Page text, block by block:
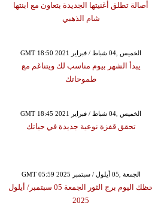
أصالة تطلق أغنيتها الجديدة بتعاون مع ابنتها
شام الذهبي
GMT 18:50 2021 الخميس ,04 شباط / فبراير
يبدأ الشهر بيوم مناسب لك ويتناغم مع
طموحاتك
GMT 18:45 2021 الخميس ,04 شباط / فبراير
تحقق قفزة نوعية جديدة في حياتك
GMT 05:59 2025 الجمعة ,05 أيلول / سبتمبر
حظك اليوم برج الثور الجمعة 05 سبتمبر/ أيلول
2025